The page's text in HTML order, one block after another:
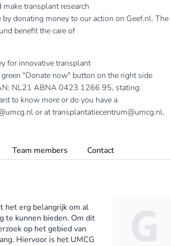
transplant research
donating money to our action on Geef.nl. The
benefit the care of
for innovative transplant
"Donate now" button on the right side
NL21 ABNA 0423 1266 95, stating:
to know more or do you have a
or at transplantatiecentrum@umcg.nl.
Team members Contact
het erg belangrijk om al
te kunnen bieden. Om dit
op het gebied van
Hiervoor is het UMCG
Mark Broekman
collected